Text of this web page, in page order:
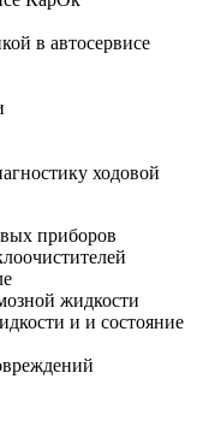
ходовой
приборов
жидкости
и и состояние